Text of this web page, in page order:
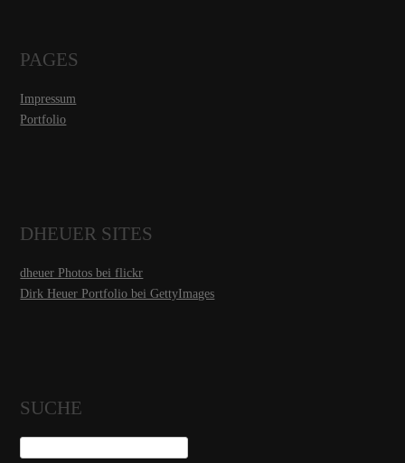
PAGES
Impressum
Portfolio
DHEUER SITES
dheuer Photos bei flickr
Dirk Heuer Portfolio bei GettyImages
SUCHE